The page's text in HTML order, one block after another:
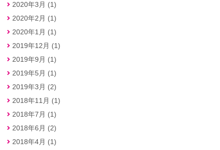
2020年3月 (1)
2020年2月 (1)
2020年1月 (1)
2019年12月 (1)
2019年9月 (1)
2019年5月 (1)
2019年3月 (2)
2018年11月 (1)
2018年7月 (1)
2018年6月 (2)
2018年4月 (1)